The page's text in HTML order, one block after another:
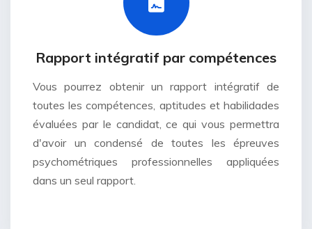
Rapport intégratif par compétences
Vous pourrez obtenir un rapport intégratif de
toutes les compétences, aptitudes et habilidades
évaluées par le candidat, ce qui vous permettra
d'avoir un condensé de toutes les épreuves
psychométriques professionnelles appliquées
dans un seul rapport.